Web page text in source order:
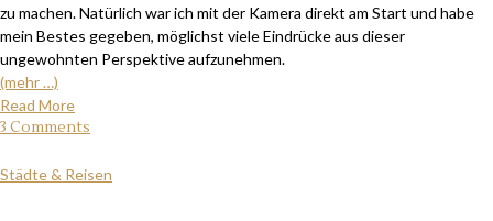
zu machen. Natürlich war ich mit der Kamera direkt am Start und habe
mein Bestes gegeben, möglichst viele Eindrücke aus dieser
ungewohnten Perspektive aufzunehmen.
(mehr …)
Read More
3 Comments
Städte & Reisen